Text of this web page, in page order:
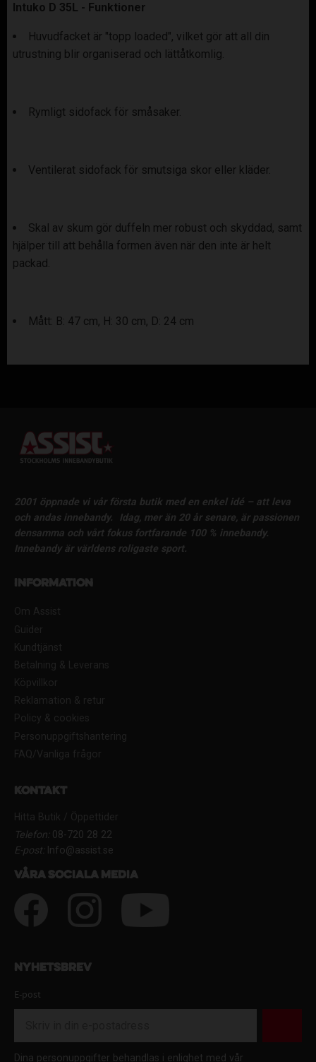
Intuko D 35L - Funktioner
Huvudfacket är "topp loaded", vilket gör att all din
utrustning blir organiserad och lättåtkomlig.
Rymligt sidofack för småsaker.
Ventilerat sidofack för smutsiga skor eller kläder.
Skal av skum gör duffeln mer robust och skyddad, samt
hjälper till att behålla formen även när den inte är helt
packad.
Mått: B: 47 cm, H: 30 cm, D: 24 cm
2001 öppnade vi vår första butik med en enkel idé – att leva
och andas innebandy.
Idag, mer än 20 år senare, är passionen
densamma och vårt fokus fortfarande 100 % innebandy.
Innebandy är världens roligaste sport.
Information
Om Assist
Guider
Kundtjänst
Betalning & Leverans
Köpvillkor
Reklamation & retur
Policy & cookies
Personuppgiftshantering
FAQ/Vanliga frågor
Kontakt
Hitta Butik / Öppettider
Telefon:08-720 28 22
E-post:Info@assist.se
Våra sociala media
Nyhetsbrev
E-post
Dina personuppgifter behandlas i enlighet med vår